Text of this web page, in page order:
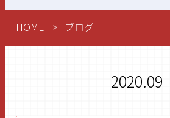
HOME ブログ
2020.09